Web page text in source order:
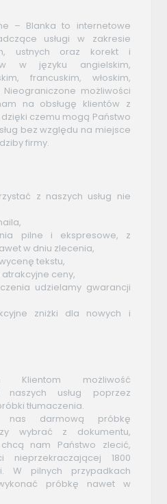
– Blanka to internetowe
usługi w zakresie
ustnych oraz korekt i
w języku angielskim,
francuskim, włoskim,
możliwości
na obsługę klientów z
dzięki czemu mogą Państwo
bez względu na miejsce
firmy.
z naszych usług nie
pilne i ekspresowe, z
w dniu zlecenia,
tekstu,
ceny,
udzielamy gwarancji
zniżki dla nowych i
Klientom możliwość
naszych usług poprzez
tłumaczenia.
darmową próbkę
wybrać z dokumentu,
nam Państwo zlecić,
nieprzekraczającej 1800
W pilnych przypadkach
próbkę nawet w